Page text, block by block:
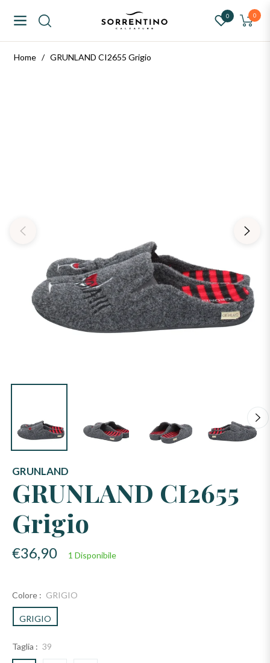
Navigation Calzature 0
Carrello
0
Home / GRUNLAND CI2655 Grigio
GRUNLAND
GRUNLAND CI2655
Grigio
Prezzo
di
€36,90 1 Disponibile
Colore : GRIGIO
GRIGIO
Taglia : 39